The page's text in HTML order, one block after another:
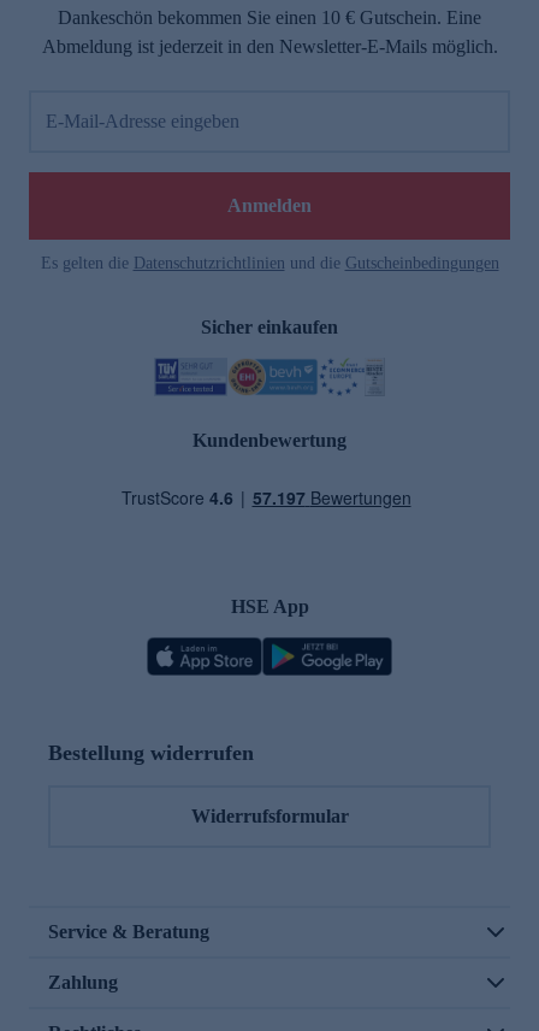
Dankeschön bekommen Sie einen 10 € Gutschein. Eine
Abmeldung ist jederzeit in den Newsletter-E-Mails möglich.
E-Mail-Adresse eingeben
Anmelden
Es gelten die Datenschutzrichtlinien und die Gutscheinbedingungen
Sicher einkaufen
Kundenbewertung
HSE App
Bestellung widerrufen
Widerrufsformular
Service & Beratung
Zahlung